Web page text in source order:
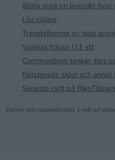
Börja med en översikt
Läs vidare
Transkribering av hela
Vanliga frågor (11 st)
Communityns tankar, tips
Relaterade sidor och annat
Senaste nytt på
Denna sida uppdaterades 1 månad